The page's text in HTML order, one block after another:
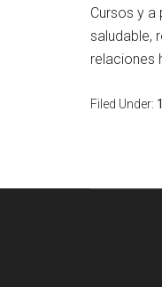
Cursos y a
saludable,
relaciones
Filed Under: